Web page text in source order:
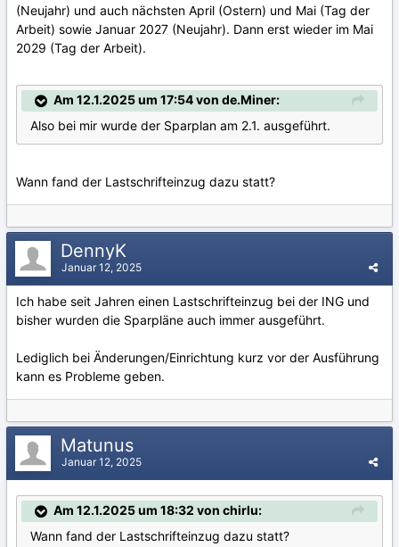
(Neujahr) und auch nächsten April (Ostern) und Mai (Tag der
Arbeit) sowie Januar 2027 (Neujahr). Dann erst wieder im Mai
2029 (Tag der Arbeit).
Am 12.1.2025 um 17:54 von de.Miner:
Also bei mir wurde der Sparplan am 2.1. ausgeführt.
Wann fand der Lastschrifteinzug dazu statt?
DennyK
Januar 12, 2025
Ich habe seit Jahren einen Lastschrifteinzug bei der ING und
bisher wurden die Sparpläne auch immer ausgeführt.
Lediglich bei Änderungen/Einrichtung kurz vor der Ausführung
kann es Probleme geben.
Matunus
Januar 12, 2025
Am 12.1.2025 um 18:32 von chirlu:
Wann fand der Lastschrifteinzug dazu statt?